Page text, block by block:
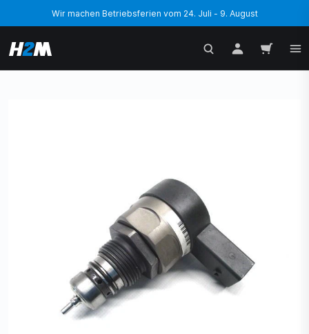
Wir machen Betriebsferien vom 24. Juli - 9. August